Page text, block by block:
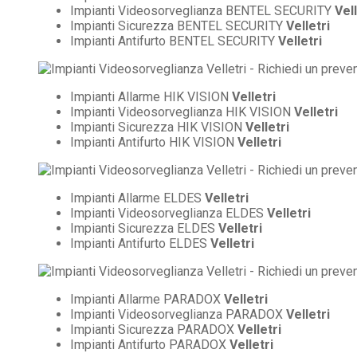
Impianti Videosorveglianza BENTEL SECURITY
Impianti Sicurezza BENTEL SECURITY Velletri
Impianti Antifurto BENTEL SECURITY Velletri
Impianti Allarme HIK VISION Velletri
Impianti Videosorveglianza HIK VISION Velletri
Impianti Sicurezza HIK VISION Velletri
Impianti Antifurto HIK VISION Velletri
Impianti Allarme ELDES Velletri
Impianti Videosorveglianza ELDES Velletri
Impianti Sicurezza ELDES Velletri
Impianti Antifurto ELDES Velletri
Impianti Allarme PARADOX Velletri
Impianti Videosorveglianza PARADOX Velletri
Impianti Sicurezza PARADOX Velletri
Impianti Antifurto PARADOX Velletri